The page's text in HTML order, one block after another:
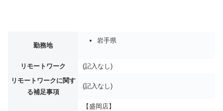
勤務地
岩手県
リモートワーク
(記入なし)
リモートワークに関す
る補足事項
(記入なし)
【盛岡店】